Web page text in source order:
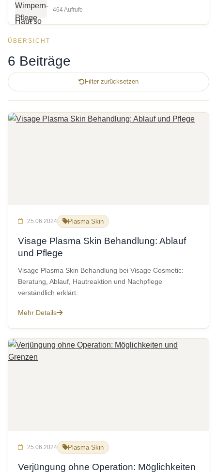
464 Aufrufe
ÜBERSICHT
6 Beiträge
Filter zurücksetzen
25.06.2024 Plasma Skin
Visage Plasma Skin Behandlung: Ablauf
und Pflege
Visage Plasma Skin Behandlung bei Visage Cosmetic:
Beratung, Ablauf, Hautreaktion und Nachpflege
verständlich erklärt.
Mehr Details
25.06.2024 Plasma Skin
Verjüngung ohne Operation: Möglichkeiten